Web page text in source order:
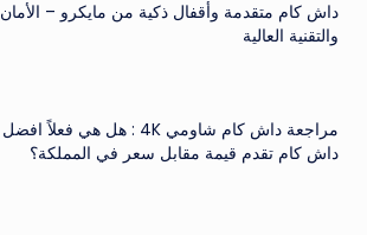
داش كام متقدمة وأقفال ذكية من مايكرو – الأمان
والتقنية العالية
مراجعة داش كام شاومي 4K : هل هي فعلاً افضل
داش كام تقدم قيمة مقابل سعر في المملكة؟